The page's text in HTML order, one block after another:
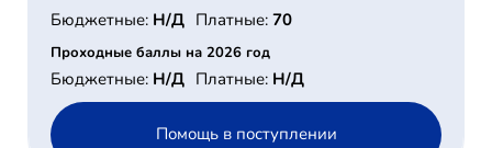
Бюджетные: Н/Д Платные: 70
Проходные баллы на 2026 год
Бюджетные: Н/Д Платные: Н/Д
Помощь в поступлении